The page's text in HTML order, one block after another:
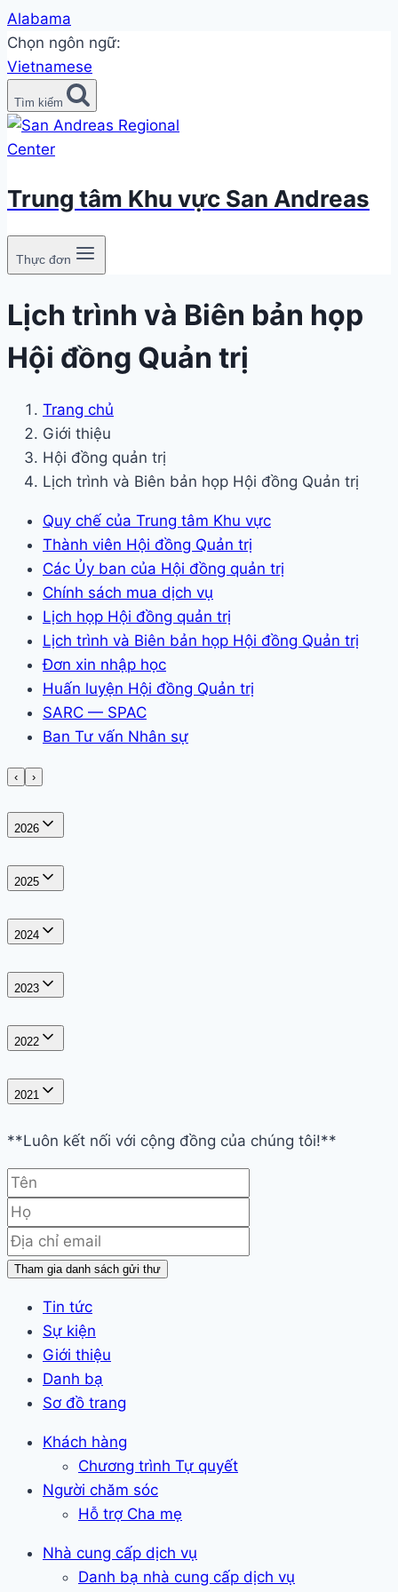
Alabama
Chọn ngôn ngữ:
Vietnamese
Tìm kiếm
Trung tâm Khu vực San Andreas
Thực đơn
Lịch trình và Biên bản họp
Hội đồng Quản trị
Trang chủ
Giới thiệu
Hội đồng quản trị
Lịch trình và Biên bản họp Hội đồng Quản trị
Quy chế của Trung tâm Khu vực
Thành viên Hội đồng Quản trị
Các Ủy ban của Hội đồng quản trị
Chính sách mua dịch vụ
Lịch họp Hội đồng quản trị
Lịch trình và Biên bản họp Hội đồng Quản trị
Đơn xin nhập học
Huấn luyện Hội đồng Quản trị
SARC — SPAC
Ban Tư vấn Nhân sự
‹ ›
2026
2025
2024
2023
2022
2021
**Luôn kết nối với cộng đồng của chúng tôi!**
Tên
Họ
Địa
chỉ
(bắt
buộc)
Tham gia danh sách gửi thư
Tin tức
Sự kiện
Giới thiệu
Danh bạ
Sơ đồ trang
Khách hàng
Chương trình Tự quyết
Người chăm sóc
Hỗ trợ Cha mẹ
Nhà cung cấp dịch vụ
Danh bạ nhà cung cấp dịch vụ